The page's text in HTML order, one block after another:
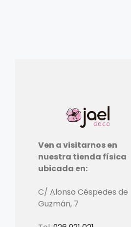
Ven a visitarnos en
nuestra tienda física
ubicada en:
C/ Alonso Céspedes de
Guzmán, 7